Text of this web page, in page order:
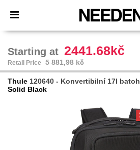
× Aplikace Needen
Lepší ceny v aplikaci!
Starting at 2441.68kč
Retail Price 5 881,98 kč
Thule 120640 - Konvertibilní 17l batoh
Solid Black